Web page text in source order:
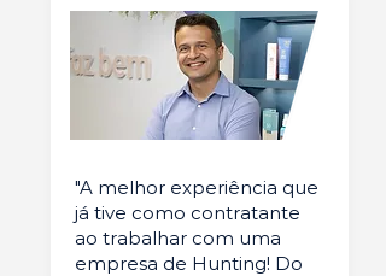
"A melhor experiência que
já tive como contratante
ao trabalhar com uma
empresa de Hunting! Do